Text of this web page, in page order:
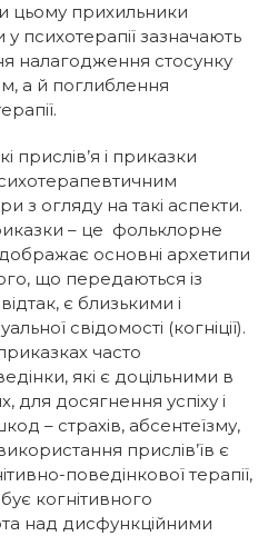
цьому прихильники
психотерапії зазначають
налагодження стосунку
а й поглиблення
прислів’я і приказки
з огляду на такі аспекти.
– це фольклорне
основні архетипи
що передаються із
є близькими і
свідомості (когніції).
часто
які є доцільними в
для досягнення успіху і
– страхів, абсентеїзму,
прислів’їв є
поведінкової терапії,
когнітивного
над дисфункційними